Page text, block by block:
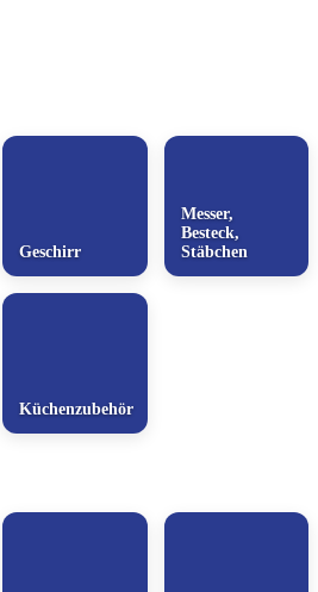
Geschirr
Messer,
Besteck,
Stäbchen
Küchenzubehör